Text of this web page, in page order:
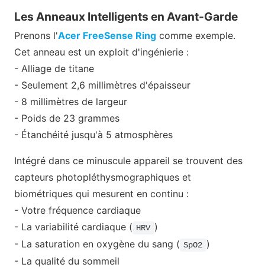
Les Anneaux Intelligents en Avant-Garde
Prenons l'Acer FreeSense Ring comme exemple.
Cet anneau est un exploit d'ingénierie :
- Alliage de titane
- Seulement 2,6 millimètres d'épaisseur
- 8 millimètres de largeur
- Poids de 23 grammes
- Étanchéité jusqu'à 5 atmosphères
Intégré dans ce minuscule appareil se trouvent des
capteurs photopléthysmographiques et
biométriques qui mesurent en continu :
- Votre fréquence cardiaque
- La variabilité cardiaque ( HRV )
- La saturation en oxygène du sang ( SpO2 )
- La qualité du sommeil